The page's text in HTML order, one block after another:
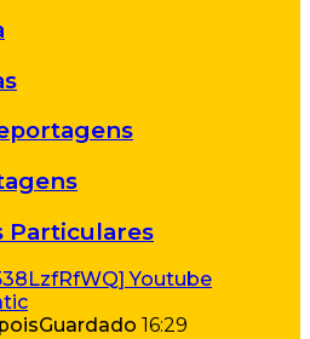
Particulares
Guardado 16:29